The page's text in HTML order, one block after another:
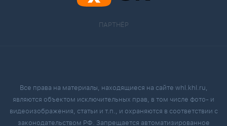
ПАРТНЁР
Все права на материалы, находящиеся на сайте whl.khl.ru,
являются объектом исключительных прав, в том числе фото- и
видеоизображения, статьи и т.п., и охраняются в соответствии с
законодательством РФ. Запрещается автоматизированное